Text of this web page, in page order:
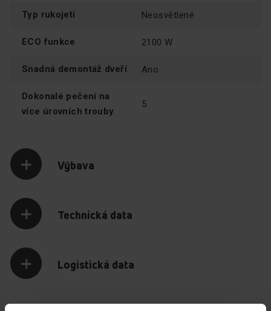
Čištění trouby je činnost, kterou určitě nemilujete. Aby
pokryt speciálním snadno se čistícím smaltem
usazovaly nečistoty a tuk. Odteď už bude čištění trouby
skvěle snadné. Usnadněte si život! Neztrácejte příliš
rozvíjejte své zájmy.
Typ rukojeti Neosvětlené
ECO funkce 2100 W
Snadná demontáž dveří Ano
Dokonalé pečení na
více úrovních trouby
5
Výbava
Technická data
Logistická data